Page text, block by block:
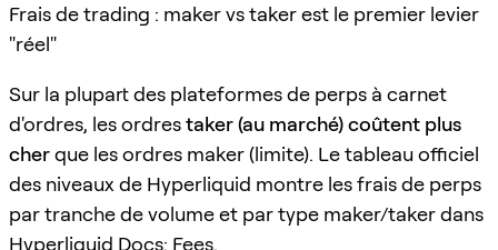
Frais de trading : maker vs taker est le premier levier
"réel"
Sur la plupart des plateformes de perps à carnet
d'ordres, les ordrestaker (au marché) coûtent plus
cherque les ordres maker (limite). Le tableau officiel
des niveaux de Hyperliquid montre les frais de perps
par tranche de volume et par type maker/taker dans
Hyperliquid Docs: Fees.